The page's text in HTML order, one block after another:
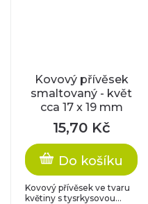
Kovový přívěsek
smaltovaný - květ
cca 17 x 19 mm
15,70 Kč
Do košíku
Kovový přívěsek ve tvaru
květiny s tysrkysovou...